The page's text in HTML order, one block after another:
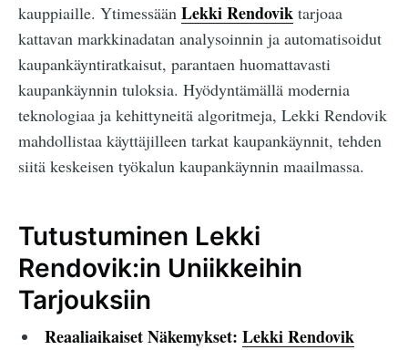
kauppiaille. Ytimessään Lekki Rendovik tarjoaa
kattavan markkinadatan analysoinnin ja automatisoidut
kaupankäyntiratkaisut, parantaen huomattavasti
kaupankäynnin tuloksia. Hyödyntämällä modernia
teknologiaa ja kehittyneitä algoritmeja, Lekki Rendovik
mahdollistaa käyttäjilleen tarkat kaupankäynnit, tehden
siitä keskeisen työkalun kaupankäynnin maailmassa.
Tutustuminen Lekki
Rendovik:in Uniikkeihin
Tarjouksiin
Reaaliaikaiset Näkemykset: Lekki Rendovik